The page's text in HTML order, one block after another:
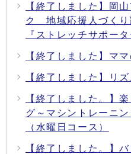
【終了しました】岡
ク 地域応援人づくり
『ストレッチサポー
【終了しました】マ
【終了しました】リ
【終了しました。】
グ～マシントレーニ
（水曜日コース）
【終了しました。】